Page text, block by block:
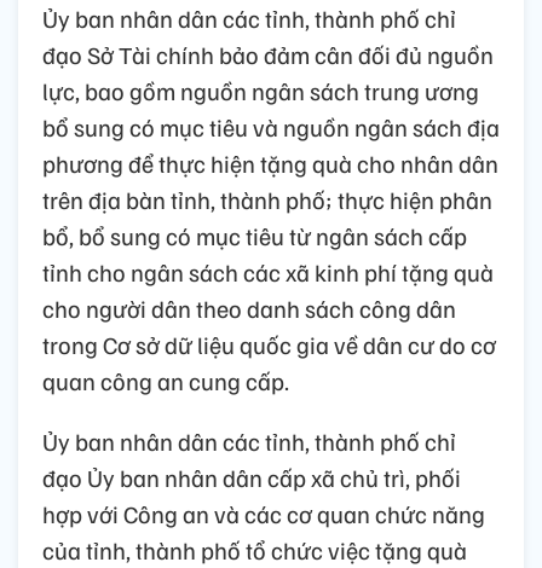
Ủy ban nhân dân các tỉnh, thành phố chỉ
đạo Sở Tài chính bảo đảm cân đối đủ nguồn
lực, bao gồm nguồn ngân sách trung ương
bổ sung có mục tiêu và nguồn ngân sách địa
phương để thực hiện tặng quà cho nhân dân
trên địa bàn tỉnh, thành phố; thực hiện phân
bổ, bổ sung có mục tiêu từ ngân sách cấp
tỉnh cho ngân sách các xã kinh phí tặng quà
cho người dân theo danh sách công dân
trong Cơ sở dữ liệu quốc gia về dân cư do cơ
quan công an cung cấp.
Ủy ban nhân dân các tỉnh, thành phố chỉ
đạo Ủy ban nhân dân cấp xã chủ trì, phối
hợp với Công an và các cơ quan chức năng
của tỉnh, thành phố tổ chức việc tặng quà